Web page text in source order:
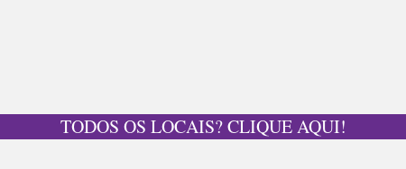
TODOS OS LOCAIS? CLIQUE AQUI!